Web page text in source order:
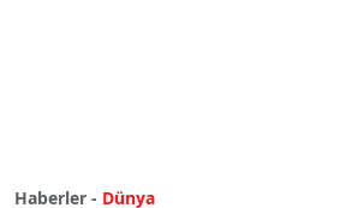
Haberler - Dünya